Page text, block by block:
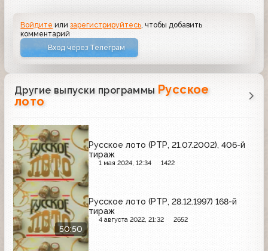
Войдите илизарегистрируйтесь , чтобы добавить
комментарий
Вход через Телеграм
Другие выпуски программы Русское
лото
Русское лото (РТР, 21.07.2002), 406-й
тираж
1 мая 2024, 12:34 1422
50:50
Русское лото (РТР, 28.12.1997) 168-й
тираж
4 августа 2022, 21:32 2652